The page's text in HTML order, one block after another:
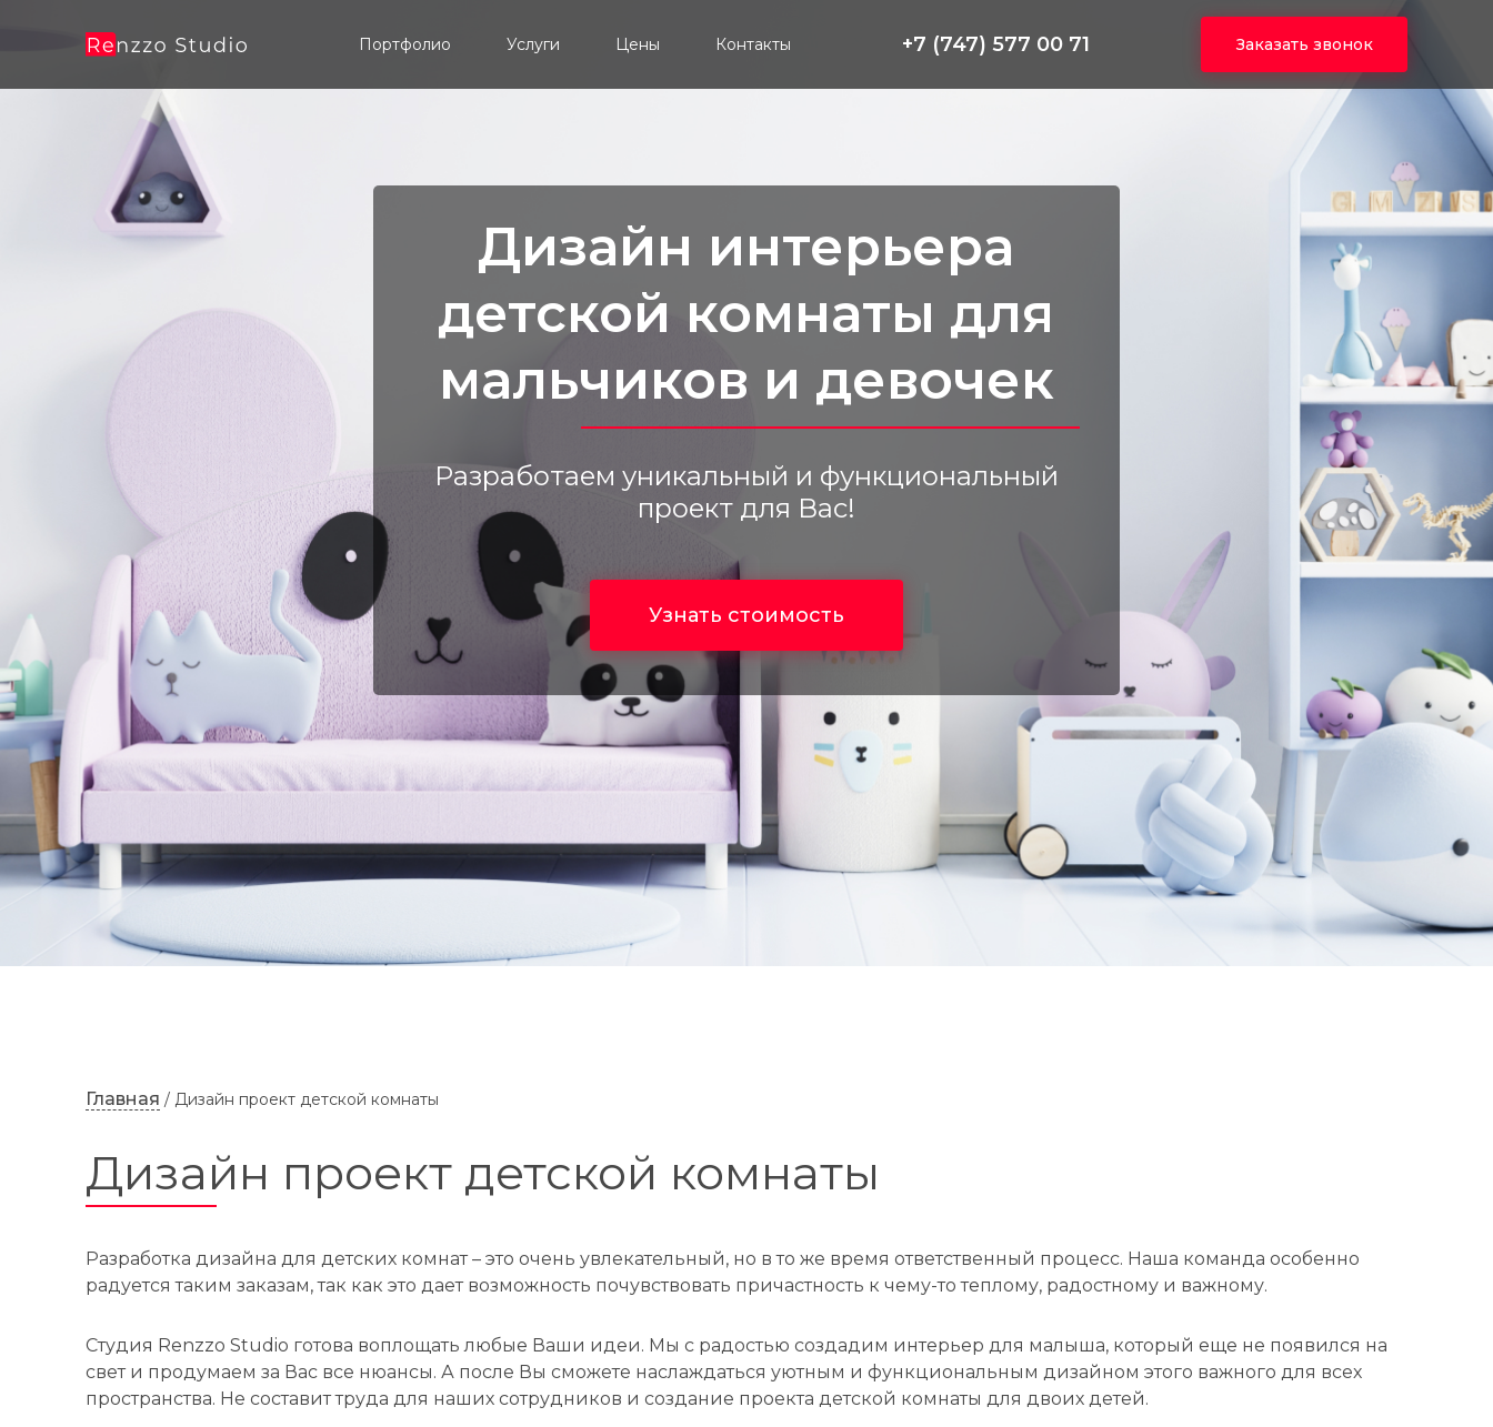
Портфолио Услуги Цены Контакты +7 (747) 577 00 71 Заказать звонок
Дизайн интерьера
детской комнаты для
мальчиков и девочек
Разработаем уникальный и функциональный
проект для Вас!
Узнать стоимость
Главная / Дизайн проект детской комнаты
Дизайн проект детской комнаты
Разработка дизайна для детских комнат – это очень увлекательный, но в то же время ответственный процесс. Наша команда особенно
радуется таким заказам, так как это дает возможность почувствовать причастность к чему-то теплому, радостному и важному.
Студия Renzzo Studio готова воплощать любые Ваши идеи. Мы с радостью создадим интерьер для малыша, который еще не появился на
свет и продумаем за Вас все нюансы. А после Вы сможете наслаждаться уютным и функциональным дизайном этого важного для всех
пространства. Не составит труда для наших сотрудников и создание проекта детской комнаты для двоих детей.